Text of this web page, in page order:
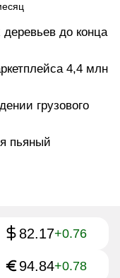
до конца
4,4 млн
грузового
пьяный
82.17+0.76
94.84+0.78